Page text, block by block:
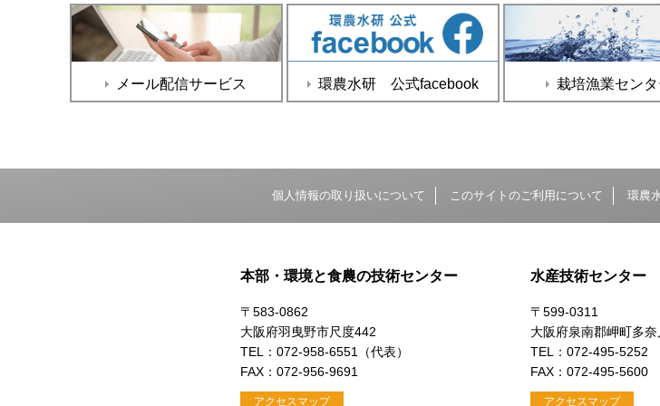
メール配信サービス 環農水研 公式facebook 栽培漁業センタ
個人情報の取り扱いについて このサイトのご利用について 環農
本部・環境と食農の技術センター
〒583-0862
大阪府羽曳野市尺度442
TEL：072-958-6551（代表）
FAX：072-956-9691
アクセスマップ
水産技術センター
〒599-0311
大阪府泉南郡岬町多
TEL：072-495-5252
FAX：072-495-5600
アクセスマップ